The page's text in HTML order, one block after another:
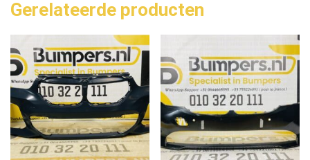
Gerelateerde producten